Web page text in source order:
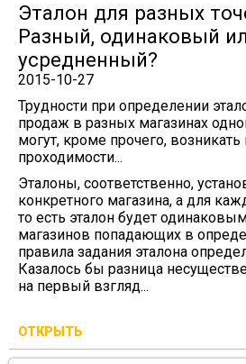
Эталон для разных
Разный, одинаковый
усредненный?
2015-10-27
Трудности при определении
продаж в разных магазинах
могут, кроме прочего, возникать
проходимости...
Эталоны, соответственно,
конкретного магазина, а для
то есть эталон будет
магазинов попадающих в
правила задания эталона
Казалось бы разница
на первый взгляд...
ОТКРЫТЬ